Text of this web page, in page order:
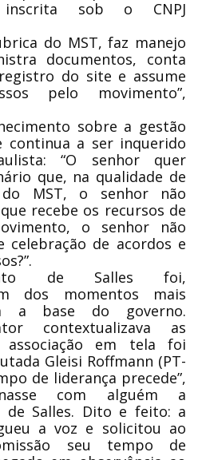
inscrita sob o CNPJ
do MST, faz manejo
documentos, conta
do site e assume
pelo movimento”,
sobre a gestão
continua a ser inquerido
“O senhor quer
que, na qualidade de
do MST, o senhor não
recebe os recursos de
o senhor não
celebração de acordos e
de Salles foi,
dos momentos mais
a base do governo.
contextualizava as
em tela foi
Gleisi Roffmann (PT-
de liderança precede”,
com alguém a
Salles. Dito e feito: a
a voz e solicitou ao
seu tempo de